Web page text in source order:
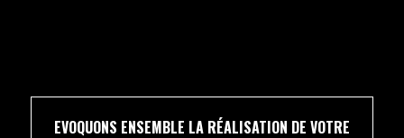
EVOQUONS ENSEMBLE LA RÉALISATION DE VOTRE